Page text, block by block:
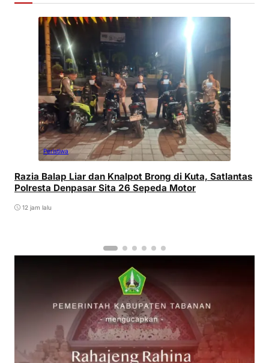
Peristiwa
Razia Balap Liar dan Knalpot Brong di Kuta, Satlantas
Polresta Denpasar Sita 26 Sepeda Motor
12 jam lalu